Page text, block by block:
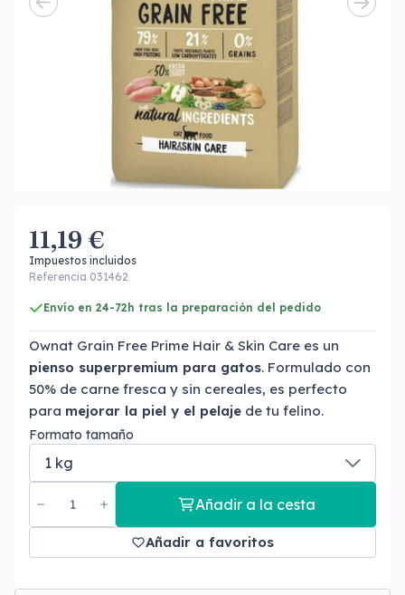
11,19 €
Impuestos incluidos
Referencia 031462
Envío en 24-72h tras la preparación del pedido
Ownat Grain Free Prime Hair & Skin Care es un
pienso superpremium para gatos. Formulado con
50% de carne fresca y sin cereales, es perfecto
para mejorar la piel y el pelaje de tu felino.
Formato tamaño
Añadir a la cesta
Añadir a favoritos